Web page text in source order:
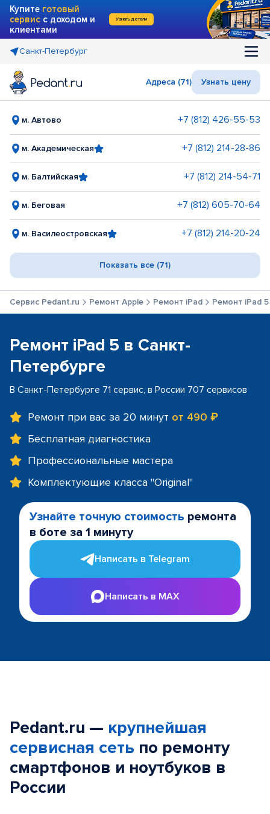
Купите готовый
сервис с доходом и
клиентами
Узнать детали
Санкт-Петербург
Адреса (71) Узнать цену
м. Автово +7 (812) 426-55-53
м. Академическая +7 (812) 214-28-86
м. Балтийская +7 (812) 214-54-71
м. Беговая +7 (812) 605-70-64
м. Василеостровская +7 (812) 214-20-24
Показать все (71)
Сервис Pedant.ru Ремонт Apple Ремонт iPad Ремонт iPad 5
Ремонт iPad 5 в Санкт-
Петербурге
В Санкт-Петербурге 71 сервис, в России 707 сервисов
Ремонт при вас за 20 минут от 490 ₽
Бесплатная диагностика
Профессиональные мастера
Комплектующие класса "Original"
Узнайте точную стоимость ремонта
в боте за 1 минуту
Написать в Telegram
Написать в MAX
Pedant.ru — крупнейшая
сервисная сеть по ремонту
смартфонов и ноутбуков в
России